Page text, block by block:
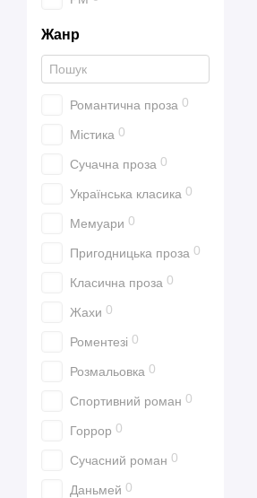
Жанр
Романтична проза 0
Містика 0
Сучачна проза 0
Українська класика 0
Мемуари 0
Пригодницька проза 0
Класична проза 0
Жахи 0
Роментезі 0
Розмальовка 0
Спортивний роман 0
Горрор 0
Сучасний роман 0
Даньмей 0